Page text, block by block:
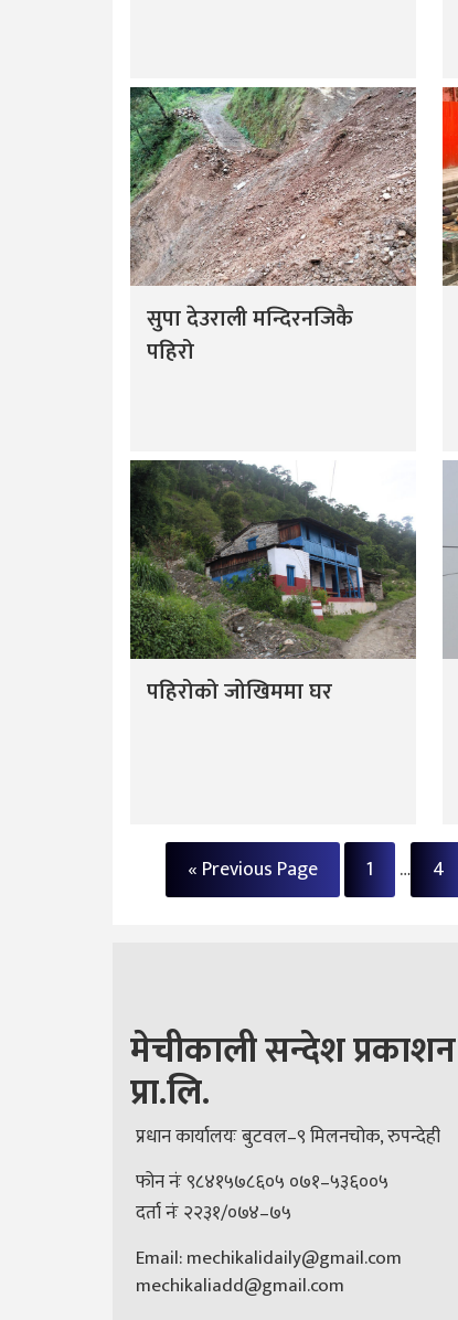
सुपा देउराली मन्दिरनजिकै
पहिरो
पहिरोको जोखिममा घर
« Previous Page 1 … 4
मेचीकाली सन्देश प्रकाशन
प्रा.लि.
प्रधान कार्यालयः बुटवल–९ मिलनचोक, रुपन्देही
फोन नंः ९८४१५७८६०५ ०७१–५३६००५
दर्ता नंः २२३१/०७४–७५
Email: mechikalidaily@gmail.com
mechikaliadd@gmail.com